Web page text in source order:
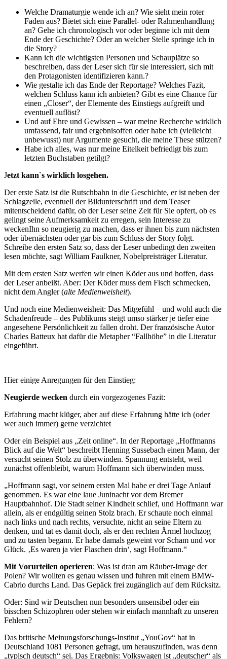
Welche Dramaturgie wende ich an? Wie sieht mein roter
Faden aus? Bietet sich eine Parallel- oder Rahmenhandlung
an? Gehe ich chronologisch vor oder beginne ich mit dem
Ende der Geschichte? Oder an welcher Stelle springe ich in
die Story?
Kann ich die wichtigsten Personen und Schauplätze so
beschreiben, dass der Leser sich für sie interessiert, sich mit
den Protagonisten identifizieren kann.?
Wie gestalte ich das Ende der Reportage? Welches Fazit,
welchen Schluss kann ich anbieten? Gibt es eine Chance für
einen „Closer“, der Elemente des Einstiegs aufgreift und
eventuell auflöst?
Und auf Ehre und Gewissen – war meine Recherche wirklich
umfassend, fair und ergebnisoffen oder habe ich (vielleicht
unbewusst) nur Argumente gesucht, die meine These stützen?
Habe ich alles, was nur meine Eitelkeit befriedigt bis zum
letzten Buchstaben getilgt?
Jetzt kann`s wirklich losgehen.
Der erste Satz ist die Rutschbahn in die Geschichte, er ist neben der
Schlagzeile, eventuell der Bildunterschrift und dem Teaser
mitentscheidend dafür, ob der Leser seine Zeit für Sie opfert, ob es
gelingt seine Aufmerksamkeit zu erregen, sein Interesse zu
weckenIhn so neugierig zu machen, dass er ihnen bis zum nächsten
oder übernächsten oder gar bis zum Schluss der Story folgt.
Schreibe den ersten Satz so, dass der Leser unbedingt den zweiten
lesen möchte, sagt William Faulkner, Nobelpreisträger Literatur.
Mit dem ersten Satz werfen wir einen Köder aus und hoffen, dass
der Leser anbeißt. Aber: Der Köder muss dem Fisch schmecken,
nicht dem Angler (alte Medienweisheit).
Und noch eine Medienweisheit: Das Mitgefühl – und wohl auch die
Schadenfreude – des Publikums steigt umso stärker je tiefer eine
angesehene Persönlichkeit zu fallen droht. Der französische Autor
Charles Batteux hat dafür die Metapher “Fallhöhe” in die Literatur
eingeführt.
Hier einige Anregungen für den Einstieg:
Neugierde wecken durch ein vorgezogenes Fazit:
Erfahrung macht klüger, aber auf diese Erfahrung hätte ich (oder
wer auch immer) gerne verzichtet
Oder ein Beispiel aus „Zeit online“. In der Reportage „Hoffmanns
Blick auf die Welt“ beschreibt Henning Sussebach einen Mann, der
versucht seinen Stolz zu überwinden. Spannung entsteht, weil
zunächst offenbleibt, warum Hoffmann sich überwinden muss.
„Hoffmann sagt, vor seinem ersten Mal habe er drei Tage Anlauf
genommen. Es war eine laue Juninacht vor dem Bremer
Hauptbahnhof. Die Stadt seiner Kindheit schlief, und Hoffmann war
allein, als er endgültig seinen Stolz brach. Er schaute noch einmal
nach links und nach rechts, versuchte, nicht an seine Eltern zu
denken, und tat es damit doch, als er den rechten Ärmel hochzog
und zu tasten begann. Er habe damals geweint vor Scham und vor
Glück. ‚Es waren ja vier Flaschen drin‘, sagt Hoffmann.“
Mit Vorurteilen operieren: Was ist dran am Räuber-Image der
Polen? Wir wollten es genau wissen und fuhren mit einem BMW-
Cabrio durchs Land. Das Gepäck frei zugänglich auf dem Rücksitz.
Oder: Sind wir Deutschen nun besonders unsensibel oder ein
bisschen Schizophren oder stehen wir einfach mannhaft zu unseren
Fehlern?
Das britische Meinungsforschungs-Institut „YouGov“ hat in
Deutschland 1081 Personen gefragt, um herauszufinden, was denn
„typisch deutsch“ sei. Das Ergebnis: Volkswagen ist „deutscher“ als